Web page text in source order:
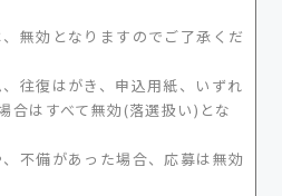
無効となりますのでご了承くだ
往復はがき、申込用紙、いずれ
合はすべて無効(落選扱い)とな
不備があった場合、応募は無効